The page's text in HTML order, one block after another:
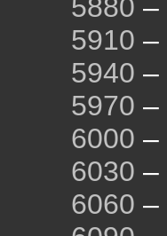
5880 –
5910 –
5940 –
5970 –
6000 –
6030 –
6060 –